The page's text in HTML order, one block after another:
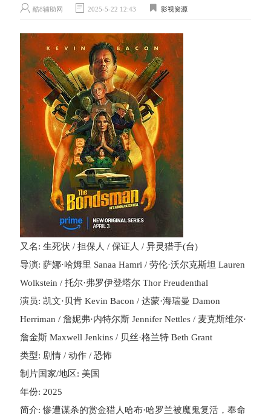
酷8辅助网 2025-5-22 12:43 影视资源
又名: 生死状 / 担保人 / 保证人 / 异灵猎手(台)
导演: 萨娜·哈姆里 Sanaa Hamri / 劳伦·沃尔克斯坦 Lauren
Wolkstein / 托尔·弗罗伊登塔尔 Thor Freudenthal
演员: 凯文·贝肯 Kevin Bacon / 达蒙·海瑞曼 Damon
Herriman / 詹妮弗·内特尔斯 Jennifer Nettles / 麦克斯维尔·
詹金斯 Maxwell Jenkins / 贝丝·格兰特 Beth Grant
类型: 剧情 / 动作 / 恐怖
制片国家/地区: 美国
年份: 2025
简介: 惨遭谋杀的赏金猎人哈布·哈罗兰被魔鬼复活，奉命